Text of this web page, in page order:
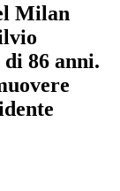
Milan
86 anni.